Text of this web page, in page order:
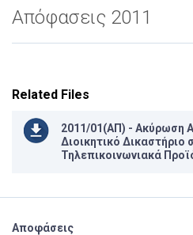
Απόφασεις 2011
Related Files
2011/01(AΠ) - Ακύρωση
Διοικητικό Δικαστήριο
Τηλεπικοινωνιακά
Αποφάσεις